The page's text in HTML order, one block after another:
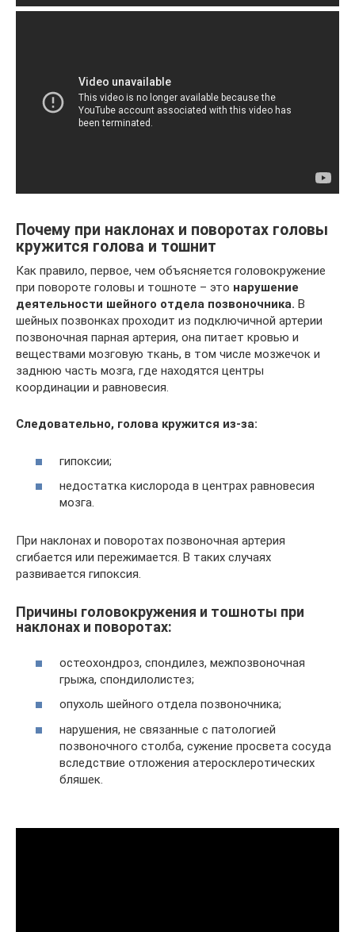
Почему при наклонах и поворотах головы
кружится голова и тошнит
Как правило, первое, чем объясняется головокружение
при повороте головы и тошноте – это нарушение
деятельности шейного отдела позвоночника. В
шейных позвонках проходит из подключичной артерии
позвоночная парная артерия, она питает кровью и
веществами мозговую ткань, в том числе мозжечок и
заднюю часть мозга, где находятся центры
координации и равновесия.
Следовательно, голова кружится из-за:
гипоксии;
недостатка кислорода в центрах равновесия
мозга.
При наклонах и поворотах позвоночная артерия
сгибается или пережимается. В таких случаях
развивается гипоксия.
Причины головокружения и тошноты при
наклонах и поворотах:
остеохондроз, спондилез, межпозвоночная
грыжа, спондилолистез;
опухоль шейного отдела позвоночника;
нарушения, не связанные с патологией
позвоночного столба, сужение просвета сосуда
вследствие отложения атеросклеротических
бляшек.